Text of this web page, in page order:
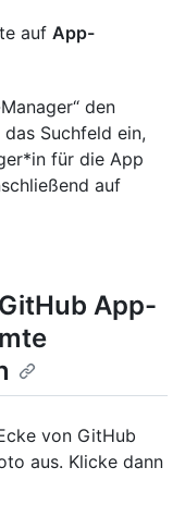
auf App-
den
Suchfeld ein,
für die App
auf
App-
von GitHub
aus. Klicke dann